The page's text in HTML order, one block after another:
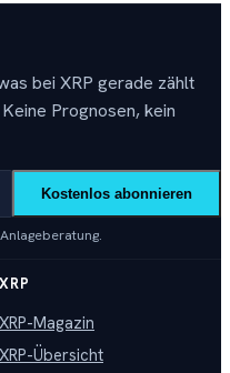
bei XRP gerade zählt
Prognosen, kein
Kostenlos abonnieren
XRP
XRP-Magazin
XRP-Übersicht